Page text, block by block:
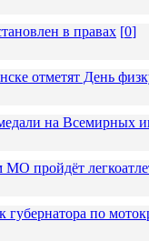
в правах [0]
отметят День
на Всемирных
пройдёт
по